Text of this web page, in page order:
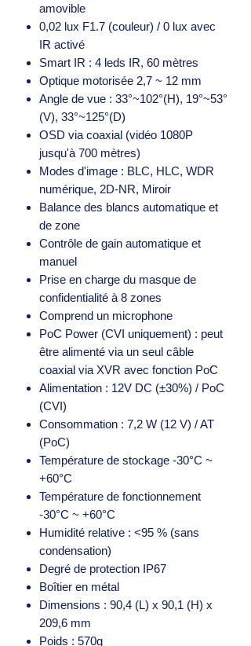
amovible
0,02 lux F1.7 (couleur) / 0 lux avec
IR activé
Smart IR : 4 leds IR, 60 mètres
Optique motorisée 2,7 ~ 12 mm
Angle de vue : 33°~102°(H), 19°~53°
(V), 33°~125°(D)
OSD via coaxial (vidéo 1080P
jusqu'à 700 mètres)
Modes d'image : BLC, HLC, WDR
numérique, 2D-NR, Miroir
Balance des blancs automatique et
de zone
Contrôle de gain automatique et
manuel
Prise en charge du masque de
confidentialité à 8 zones
Comprend un microphone
PoC Power (CVI uniquement) : peut
être alimenté via un seul câble
coaxial via XVR avec fonction PoC
Alimentation : 12V DC (±30%) / PoC
(CVI)
Consommation : 7,2 W (12 V) / AT
(PoC)
Température de stockage -30°C ~
+60°C
Température de fonctionnement
-30°C ~ +60°C
Humidité relative : <95 % (sans
condensation)
Degré de protection IP67
Boîtier en métal
Dimensions : 90,4 (L) x 90,1 (H) x
209,6 mm
Poids : 570g